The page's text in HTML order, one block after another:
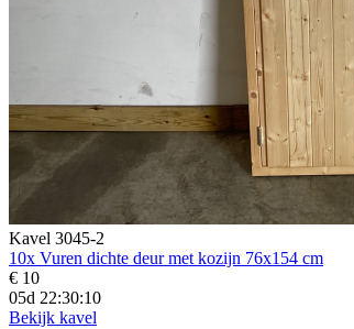
Kavel 3045-2
10x Vuren dichte deur met kozijn 76x154 cm
€ 10
05d 22:30:09
Bekijk kavel